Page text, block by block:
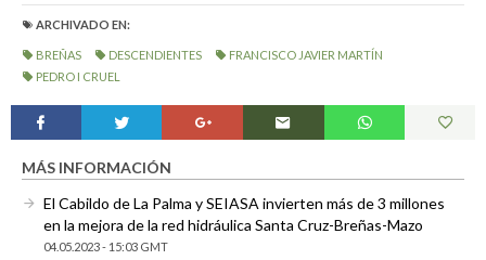
ARCHIVADO EN:
BREÑAS DESCENDIENTES
FRANCISCO JAVIER MARTÍN
PEDRO I CRUEL
MÁS INFORMACIÓN
El Cabildo de La Palma y SEIASA invierten más de 3 millones
en la mejora de la red hidráulica Santa Cruz-Breñas-Mazo
04.05.2023 - 15:03 GMT